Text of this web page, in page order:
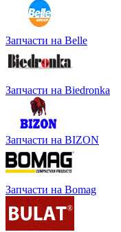
Запчасти на Belle
Запчасти на Biedronka
Запчасти на BIZON
Запчасти на Bomag